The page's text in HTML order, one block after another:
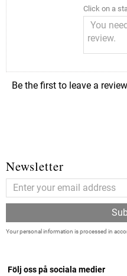
Click on a
Be the first to leave a
Newsletter
Your personal information is processed in
Följ oss på sociala medier